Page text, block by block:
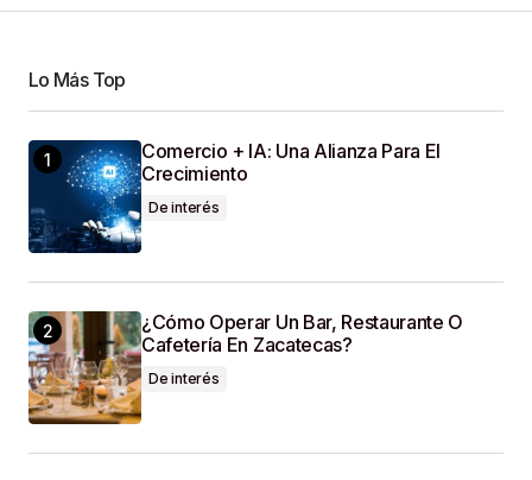
Your Name
Your E-Mail*
Guardar Mi Nombre, Correo Electrónico Y Sitio
Web En Este Navegador Para La Próxima Vez
SUBMIT COMMENT
Lo Más Top
Comercio + IA: Una Alianza Para El
Crecimiento
De interés
¿Cómo Operar Un Bar, Restaurante O
Cafetería En Zacatecas?
De interés